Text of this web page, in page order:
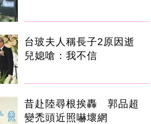
台玻夫人稱長子2原因逝
兒媳嗆：我不信
昔赴陸尋根挨轟 郭品超
變禿頭近照嚇壞網